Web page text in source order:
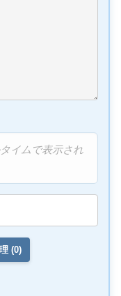
イムで表示され
(0)